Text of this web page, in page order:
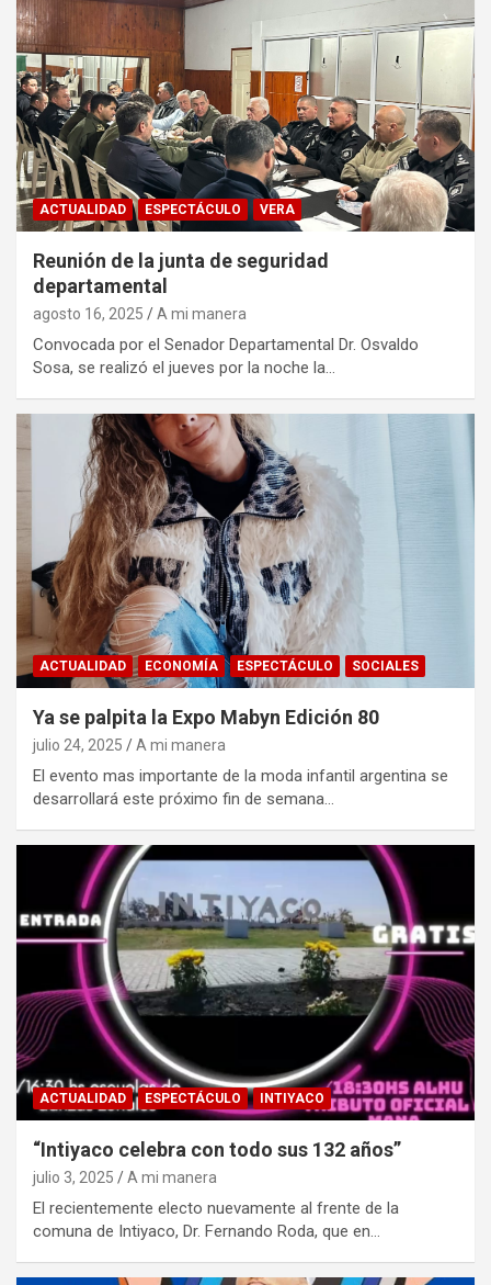
ACTUALIDAD ESPECTÁCULO VERA
Reunión de la junta de seguridad
departamental
agosto 16, 2025 A mi manera
Convocada por el Senador Departamental Dr. Osvaldo
Sosa, se realizó el jueves por la noche la…
ACTUALIDAD ECONOMÍA ESPECTÁCULO SOCIALES
Ya se palpita la Expo Mabyn Edición 80
julio 24, 2025 A mi manera
El evento mas importante de la moda infantil argentina se
desarrollará este próximo fin de semana…
ACTUALIDAD ESPECTÁCULO INTIYACO
“Intiyaco celebra con todo sus 132 años”
julio 3, 2025 A mi manera
El recientemente electo nuevamente al frente de la
comuna de Intiyaco, Dr. Fernando Roda, que en…